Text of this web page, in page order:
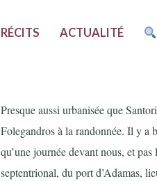
RÉCITS ACTUALITÉ
Presque aussi urbanisée que
Folegandros à la randonnée. Il y a
qu’une journée devant nous, et
septentrional, du port d’Adamas,